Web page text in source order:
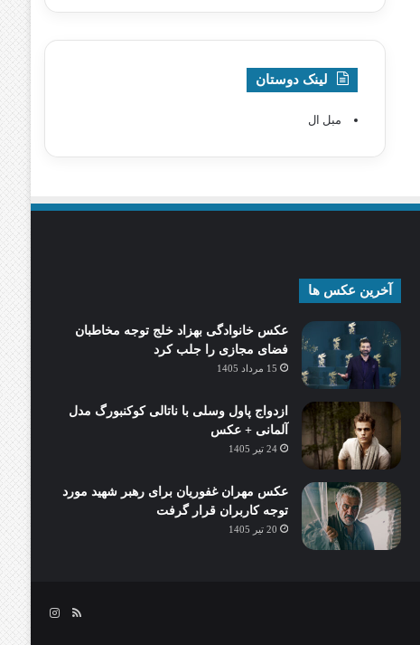
لینک دوستان
مبل ال
آخرین عکس ها
عکس خانوادگی بهزاد خلج توجه مخاطبان
فضای مجازی را جلب کرد
15 مرداد 1405
ازدواج پاول وسلی با ناتالی کوکنبورگ مدل
آلمانی + عکس
24 تیر 1405
عکس مهران غفوریان برای رهبر شهید مورد
توجه کاربران قرار گرفت
20 تیر 1405
خوراکاینستاگرام